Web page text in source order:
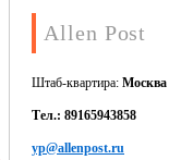
Allen Post
Штаб-квартира: Москва
Тел.: 89165943858
yp@allenpost.ru